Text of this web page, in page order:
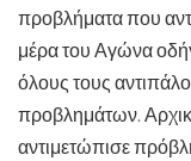
προβλήματα που
μέρα του Αγώνα
όλους τους
προβλημάτων.
αντιμετώπισε